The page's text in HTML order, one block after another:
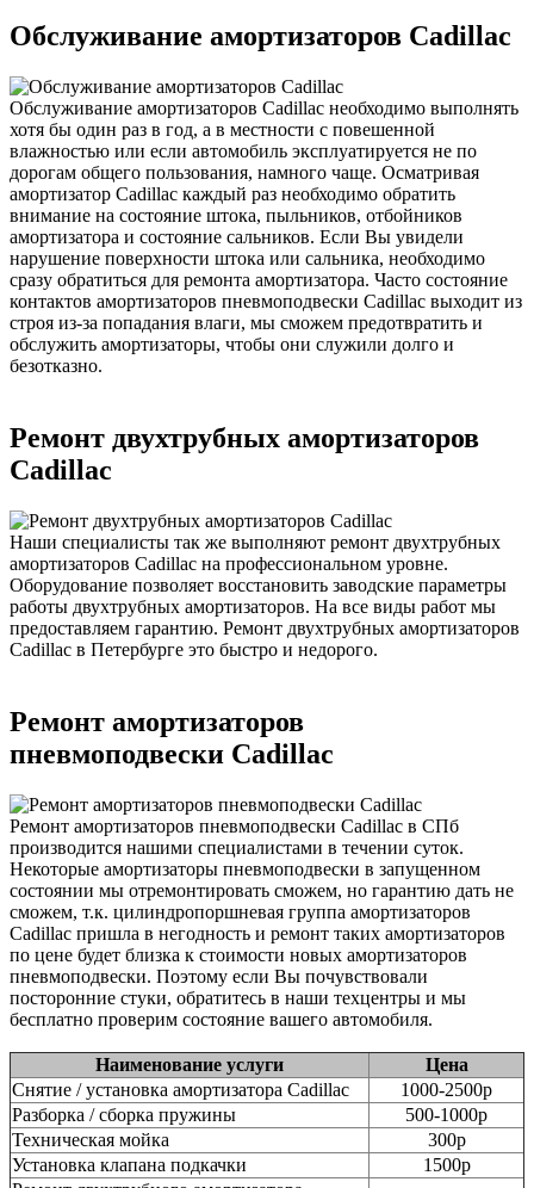
Обслуживание амортизаторов Cadillac
Обслуживание амортизаторов Cadillac необходимо выполнять
хотя бы один раз в год, а в местности с повешенной
влажностью или если автомобиль эксплуатируется не по
дорогам общего пользования, намного чаще. Осматривая
амортизатор Cadillac каждый раз необходимо обратить
внимание на состояние штока, пыльников, отбойников
амортизатора и состояние сальников. Если Вы увидели
нарушение поверхности штока или сальника, необходимо
сразу обратиться для ремонта амортизатора. Часто состояние
контактов амортизаторов пневмоподвески Cadillac выходит из
строя из-за попадания влаги, мы сможем предотвратить и
обслужить амортизаторы, чтобы они служили долго и
безотказно.
Ремонт двухтрубных амортизаторов
Cadillac
Наши специалисты так же выполняют ремонт двухтрубных
амортизаторов Cadillac на профессиональном уровне.
Оборудование позволяет восстановить заводские параметры
работы двухтрубных амортизаторов. На все виды работ мы
предоставляем гарантию. Ремонт двухтрубных амортизаторов
Cadillac в Петербурге это быстро и недорого.
Ремонт амортизаторов
пневмоподвески Cadillac
Ремонт амортизаторов пневмоподвески Cadillac в СПб
производится нашими специалистами в течении суток.
Некоторые амортизаторы пневмоподвески в запущенном
состоянии мы отремонтировать сможем, но гарантию дать не
сможем, т.к. цилиндропоршневая группа амортизаторов
Cadillac пришла в негодность и ремонт таких амортизаторов
по цене будет близка к стоимости новых амортизаторов
пневмоподвески. Поэтому если Вы почувствовали
посторонние стуки, обратитесь в наши техцентры и мы
бесплатно проверим состояние вашего автомобиля.
Наименование услуги
Цена
Снятие / установка амортизатора Cadillac
1000-2500р
Разборка / сборка пружины
500-1000р
Техническая мойка
300р
Установка клапана подкачки
1500р